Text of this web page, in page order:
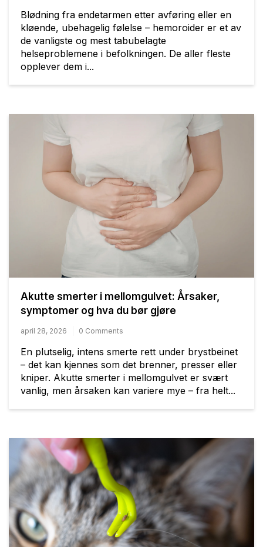
Blødning fra endetarmen etter avføring eller en
kløende, ubehagelig følelse – hemoroider er et av
de vanligste og mest tabubelagte
helseproblemene i befolkningen. De aller fleste
opplever dem i...
Akutte smerter i mellomgulvet: Årsaker,
symptomer og hva du bør gjøre
april 28, 2026 0 Comments
En plutselig, intens smerte rett under brystbeinet
– det kan kjennes som det brenner, presser eller
kniper. Akutte smerter i mellomgulvet er svært
vanlig, men årsaken kan variere mye – fra helt...